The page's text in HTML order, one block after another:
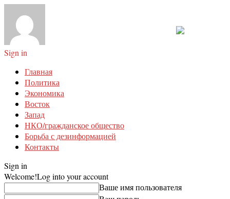
Sign in
Главная
Политика
Экономика
Восток
Запад
НКО/гражданское общество
Борьба с дезинформацией
Контакты
Sign in
Welcome!Log into your account
Ваше имя пользователя